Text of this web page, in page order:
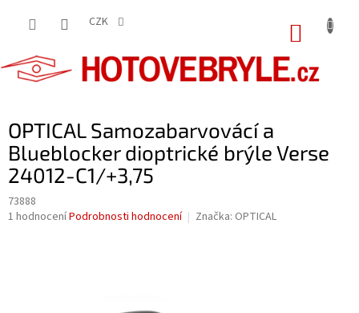
CZK
OPTICAL Samozabarvovácí a
Blueblocker dioptrické brýle Verse
24012-C1/+3,75
73888
Průměrné
1 hodnoceníPodrobnosti hodnocení Značka: OPTICAL